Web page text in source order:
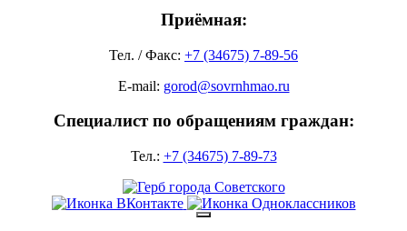
Приёмная:
Тел. / Факс: +7 (34675) 7-89-56
E-mail: gorod@sovrnhmao.ru
Специалист по обращениям граждан:
Тел.: +7 (34675) 7-89-73